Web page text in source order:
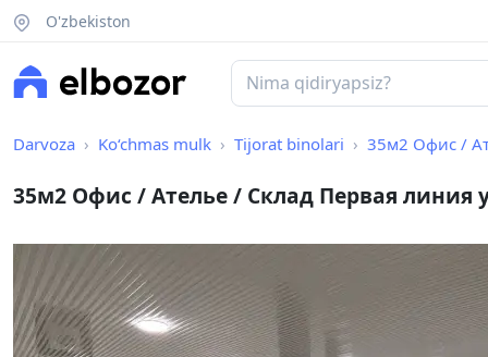
O'zbekiston
Darvoza Ko‘chmas mulk Tijorat binolari 35м2 Офис /
35м2 Офис / Ателье / Склад Первая линия